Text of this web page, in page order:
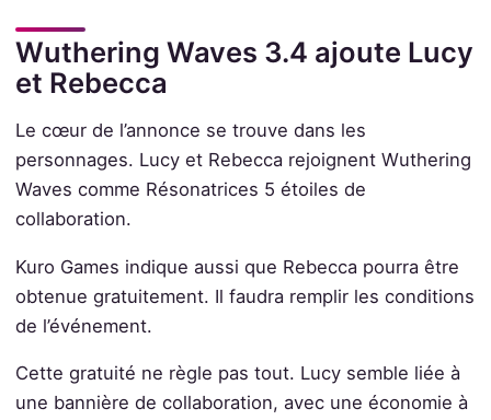
Wuthering Waves 3.4 ajoute Lucy
et Rebecca
Le cœur de l’annonce se trouve dans les
personnages. Lucy et Rebecca rejoignent Wuthering
Waves comme Résonatrices 5 étoiles de
collaboration.
Kuro Games indique aussi que Rebecca pourra être
obtenue gratuitement. Il faudra remplir les conditions
de l’événement.
Cette gratuité ne règle pas tout. Lucy semble liée à
une bannière de collaboration, avec une économie à